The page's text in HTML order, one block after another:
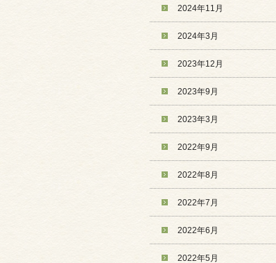
2024年11月
2024年3月
2023年12月
2023年9月
2023年3月
2022年9月
2022年8月
2022年7月
2022年6月
2022年5月